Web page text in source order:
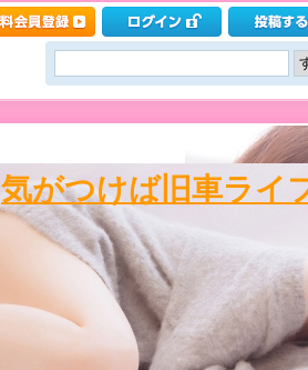
気がつけば旧車ライ